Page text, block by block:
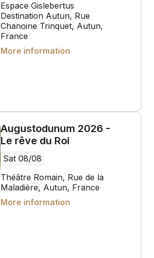
Espace Gislebertus
Destination Autun, Rue
Chanoine Trinquet, Autun,
France
More information
Augustodunum 2026 -
Le rêve du Roi
Sat 08/08
Théâtre Romain, Rue de la
Maladière, Autun, France
More information